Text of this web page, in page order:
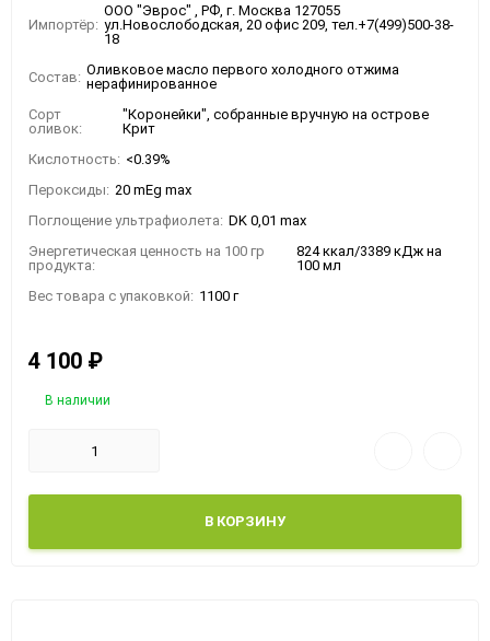
Импортёр:
ООО "Эврос" , РФ, г. Москва 127055
ул.Новослободская, 20 офис 209, тел.+7(499)500-38-
18
Состав: Оливковое масло первого холодного отжима
нерафинированное
Сорт
оливок:
"Коронейки", собранные вручную на острове
Крит
Кислотность: <0.39%
Пероксиды: 20 mEg max
Поглощение ультрафиолета: DK 0,01 max
Энергетическая ценность на 100 гр
продукта:
824 ккал/3389 кДж на
100 мл
Вес товара с упаковкой: 1100 г
4 100 ₽
В наличии
В КОРЗИНУ